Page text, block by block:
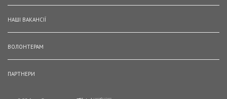
НАШІ ВАКАНСІЇ
ВОЛОНТЕРАМ
ПАРТНЕРИ